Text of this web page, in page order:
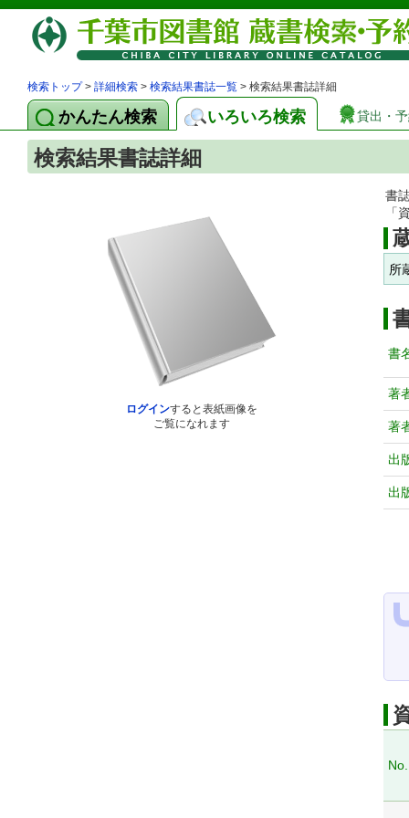
検索トップ> 詳細検索 > 検索結果書誌一覧 > 検索結果書誌詳細
かんたん検索 いろいろ検索 貸出・
検索結果書誌詳細
ログインすると表紙画像を
ご覧になれます
書
「
所
書
著
著
出
出
No.